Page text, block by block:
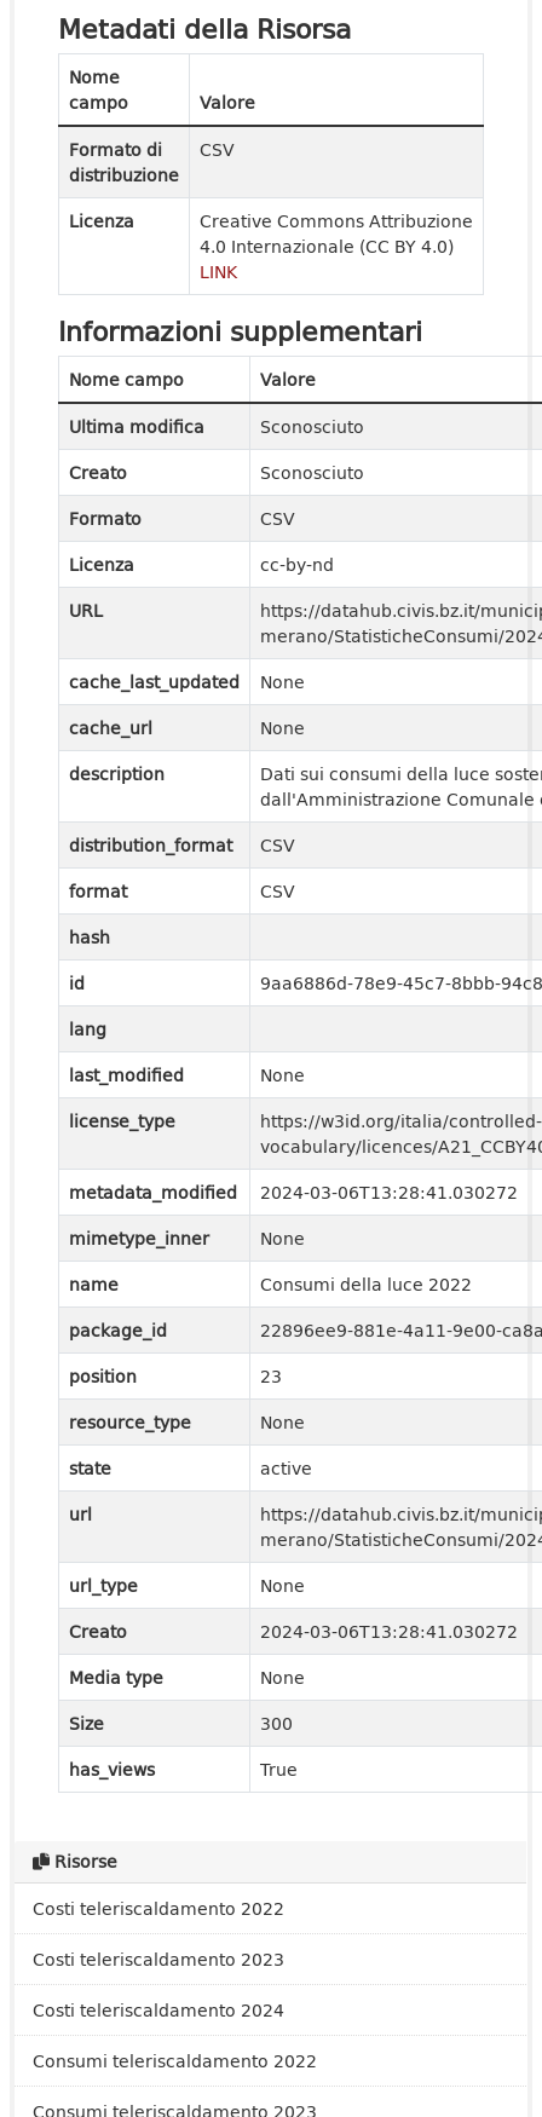
Risorse
Costi teleriscaldamento 2022
Costi teleriscaldamento 2023
Costi teleriscaldamento 2024
Consumi teleriscaldamento 2022
Consumi teleriscaldamento 2023
Metadati della Risorsa
Nome
campo
Valore
Formato di
distribuzione
CSV
Licenza
Creative Commons Attribuzione
4.0 Internazionale (CC BY 4.0)
LINK
Informazioni supplementari
Nome campo
Valore
Ultima modifica
Sconosciuto
Creato
Sconosciuto
Formato
CSV
Licenza
cc-by-nd
URL
https://datahub.civis.bz.it/
merano/StatisticheConsumi/
cache_last_updated
None
cache_url
None
description
Dati sui consumi della luce
dall'Amministrazione Comunale
distribution_format
CSV
format
CSV
hash
id
9aa6886d-78e9-45c7-8bbb-
lang
last_modified
None
license_type
https://w3id.org/italia/controlled-
vocabulary/licences/
metadata_modified
2024-03-06T13:28:41.030272
mimetype_inner
None
name
Consumi della luce 2022
package_id
22896ee9-881e-4a11-9e00-
position
23
resource_type
None
state
active
url
https://datahub.civis.bz.it/
merano/StatisticheConsumi/
url_type
None
Creato
2024-03-06T13:28:41.030272
Media type
None
Size
300
has_views
True